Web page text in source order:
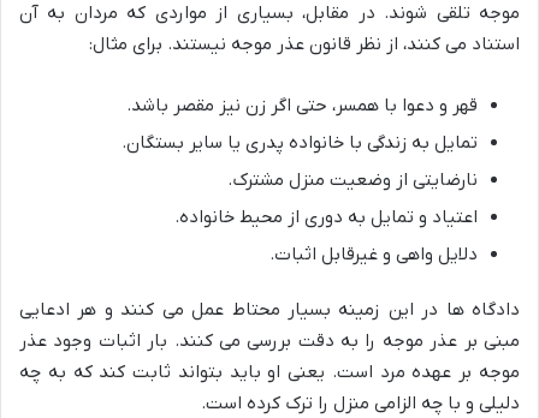
موجه تلقی شوند. در مقابل، بسیاری از مواردی که مردان به آن
استناد می کنند، از نظر قانون عذر موجه نیستند. برای مثال:
قهر و دعوا با همسر، حتی اگر زن نیز مقصر باشد.
تمایل به زندگی با خانواده پدری یا سایر بستگان.
نارضایتی از وضعیت منزل مشترک.
اعتیاد و تمایل به دوری از محیط خانواده.
دلایل واهی و غیرقابل اثبات.
دادگاه ها در این زمینه بسیار محتاط عمل می کنند و هر ادعایی
مبنی بر عذر موجه را به دقت بررسی می کنند. بار اثبات وجود عذر
موجه بر عهده مرد است. یعنی او باید بتواند ثابت کند که به چه
دلیلی و با چه الزامی منزل را ترک کرده است.